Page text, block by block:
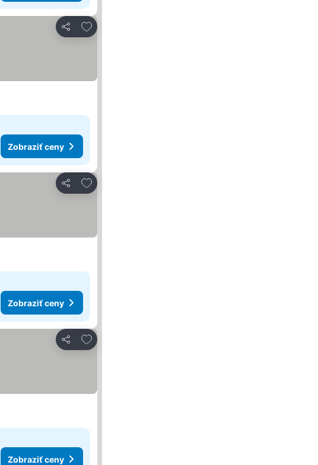
Zdieľať
Pridať do obľúbených
Zobraziť ceny
Zdieľať
Pridať do obľúbených
Zobraziť ceny
Zdieľať
Pridať do obľúbených
Zobraziť ceny